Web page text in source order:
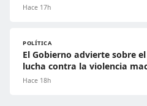
Hace 17h
POLÍTICA
El Gobierno advierte sobre
lucha contra la violencia
Hace 18h